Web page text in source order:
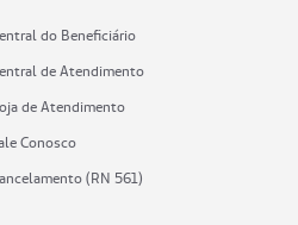
do Beneficiário
de Atendimento
de Atendimento
Conosco
(RN 561)